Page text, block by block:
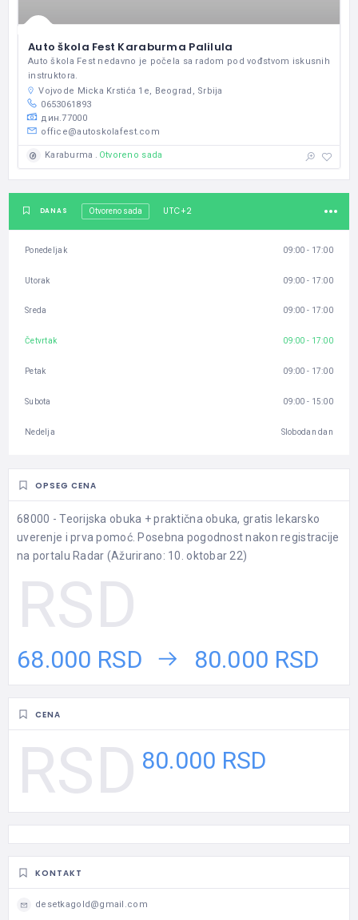
Auto škola Fest Karaburma Palilula
Auto škola Fest nedavno je počela sa radom pod vođstvom iskusnih
instruktora.
Vojvode Micka Krstića 1e, Beograd, Srbija
0653061893
дин.77000
office@autoskolafest.com
Karaburma Otvoreno sada
DANAS Otvoreno sada UTC+2
Ponedeljak 09:00 - 17:00
Utorak 09:00 - 17:00
Sreda 09:00 - 17:00
Četvrtak 09:00 - 17:00
Petak 09:00 - 17:00
Subota 09:00 - 15:00
Nedelja Slobodan dan
OPSEG CENA
68000 - Teorijska obuka + praktična obuka, gratis lekarsko
uverenje i prva pomoć. Posebna pogodnost nakon registracije
na portalu Radar (Ažurirano: 10. oktobar 22)
68.000 RSD 80.000 RSD
CENA
80.000 RSD
KONTAKT
desetkagold@gmail.com